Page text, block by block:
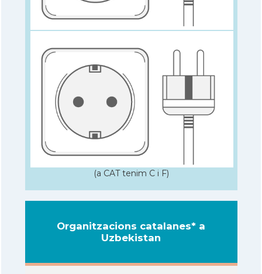
(a CAT tenim C i F)
Organitzacions catalanes* a
Uzbekistan